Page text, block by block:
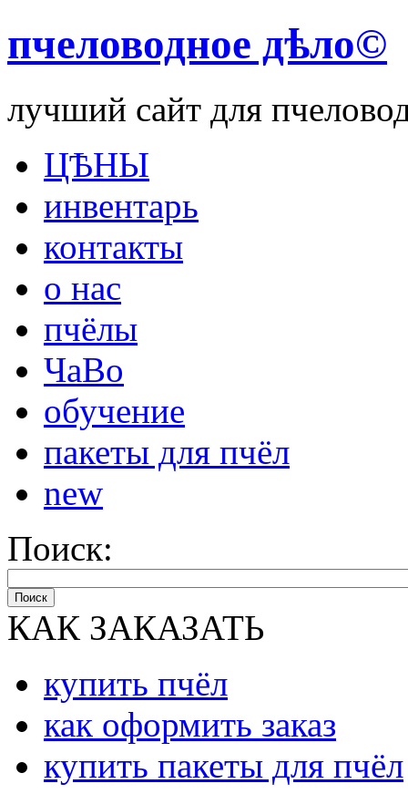
пчеловодное дѣло©
лучший сайт для
ЦѢНЫ
инвентарь
контакты
о нас
пчёлы
ЧаВо
обучение
пакеты для пчёл
new
Поиск:
Поиск
КАК ЗАКАЗАТЬ
купить пчёл
как оформить заказ
купить пакеты для пчёл